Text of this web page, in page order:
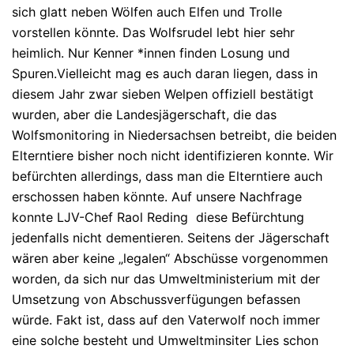
sich glatt neben Wölfen auch Elfen und Trolle
vorstellen könnte. Das Wolfsrudel lebt hier sehr
heimlich. Nur Kenner *innen finden Losung und
Spuren.Vielleicht mag es auch daran liegen, dass in
diesem Jahr zwar sieben Welpen offiziell bestätigt
wurden, aber die Landesjägerschaft, die das
Wolfsmonitoring in Niedersachsen betreibt, die beiden
Elterntiere bisher noch nicht identifizieren konnte. Wir
befürchten allerdings, dass man die Elterntiere auch
erschossen haben könnte. Auf unsere Nachfrage
konnte LJV-Chef Raol Reding diese Befürchtung
jedenfalls nicht dementieren. Seitens der Jägerschaft
wären aber keine „legalen“ Abschüsse vorgenommen
worden, da sich nur das Umweltministerium mit der
Umsetzung von Abschussverfügungen befassen
würde. Fakt ist, dass auf den Vaterwolf noch immer
eine solche besteht und Umweltminsiter Lies schon